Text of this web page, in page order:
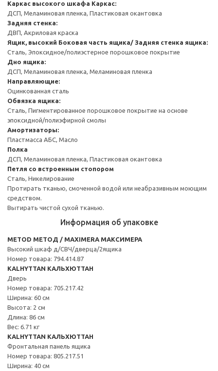
Каркас высокого шкафа Каркас:
ДСП, Меламиновая пленка, Пластиковая окантовка
Задняя стенка:
ДВП, Акриловая краска
Ящик, высокий Боковая часть ящика/ Задняя стенка ящика:
Сталь, Эпоксидное/полиэстерное порошковое покрытие
Дно ящика:
ДСП, Меламиновая пленка, Меламиновая пленка
Направляющие:
Оцинкованная сталь
Обвязка ящика:
Сталь, Пигментированное порошковое покрытие на основе
эпоксидной/полиэфирной смолы
Амортизаторы:
Пластмасса АБС, Масло
Полка
ДСП, Меламиновая пленка, Пластиковая окантовка
Петля со встроенным стопором
Сталь, Никелирование
Протирать тканью, смоченной водой или неабразивным моющим
средством.
Вытирать чистой сухой тканью.
Информация об упаковке
METOD МЕТОД / MAXIMERA МАКСИМЕРА
Высокий шкаф д/СВЧ/дверца/2ящика
Номер товара: 794.414.87
KALHYTTAN КАЛЬХЮТТАН
Дверь
Номер товара: 705.217.42
Ширина: 60 см
Высота: 2 см
Длина: 86 см
Вес: 6.71 кг
KALHYTTAN КАЛЬХЮТТАН
Фронтальная панель ящика
Номер товара: 805.217.51
Ширина: 40 см